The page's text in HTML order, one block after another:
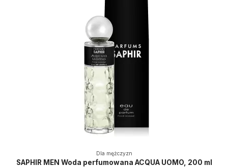
Dla mężczyzn
SAPHIR MEN Woda perfumowana ACQUA UOMO, 200 ml